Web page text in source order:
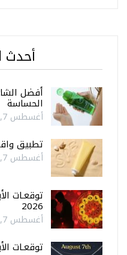
أحدث
أفضل
الحساسة
أغسطس 7, 2026
تطبيق
أغسطس 7, 2026
2026
أغسطس 7, 2026
توقعـات